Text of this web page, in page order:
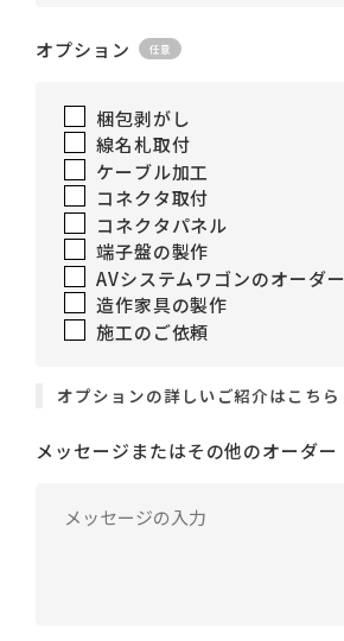
オプション
梱包剥がし
線名札取付
ケーブル加工
コネクタ取付
コネクタパネル
端子盤の製作
AVシステムワゴンのオーダー
造作家具の製作
施工のご依頼
オプションの詳しいご紹介はこちら
メッセージまたはその他のオーダー